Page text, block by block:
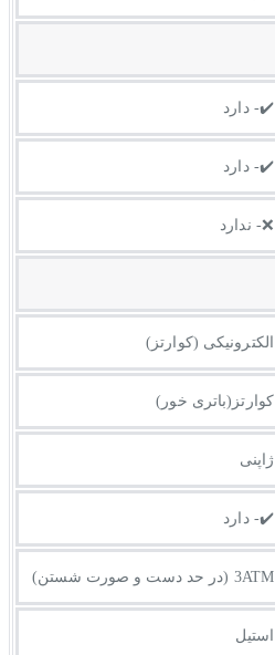
✔️- دارد
✔️- دارد
❌- ندارد
الکترونیکی (کوارتز)
کوارتز(باتری خور)
ژاپنی
✔️- دارد
3ATM (در حد دست و صورت شستن)
استیل